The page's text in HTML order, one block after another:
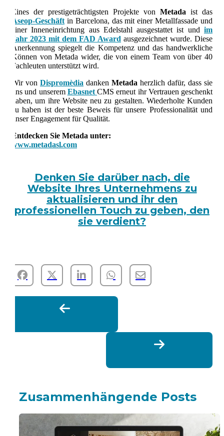
Eines der prestigeträchtigsten Projekte von Metada ist das
Aseop-Geschäft in Barcelona, das mit einer Metallfassade und
einer Inneneinrichtung aus Edelstahl ausgestattet ist und im
Jahr 2023 mit dem FAD Award ausgezeichnet wurde. Diese
Anerkennung spiegelt die Kompetenz und das handwerkliche
Können von Metada wider, die von einem Team von über 40
Fachleuten unterstützt wird.
Wir von Dispromèdia danken Metada herzlich dafür, dass sie
uns und unserem Ebasnet CMS erneut ihr Vertrauen geschenkt
haben, um ihre Website neu zu gestalten. Wiederholte Kunden
zu haben ist der beste Beweis für unsere Professionalität und
unser Engagement für Qualität.
Entdecken Sie Metada unter:
www.metadasl.com
Denken Sie darüber nach, die
Website Ihres Unternehmens zu
aktualisieren und ihr den
professionellen Touch zu geben, den
sie verdient?
Zusammenhängende Posts